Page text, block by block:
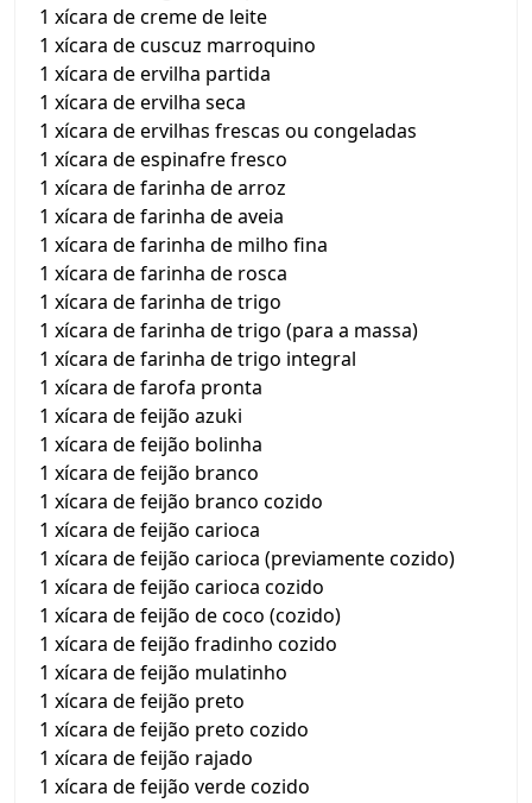
1 xícara de creme de leite
1 xícara de cuscuz marroquino
1 xícara de ervilha partida
1 xícara de ervilha seca
1 xícara de ervilhas frescas ou congeladas
1 xícara de espinafre fresco
1 xícara de farinha de arroz
1 xícara de farinha de aveia
1 xícara de farinha de milho fina
1 xícara de farinha de rosca
1 xícara de farinha de trigo
1 xícara de farinha de trigo (para a massa)
1 xícara de farinha de trigo integral
1 xícara de farofa pronta
1 xícara de feijão azuki
1 xícara de feijão bolinha
1 xícara de feijão branco
1 xícara de feijão branco cozido
1 xícara de feijão carioca
1 xícara de feijão carioca (previamente cozido)
1 xícara de feijão carioca cozido
1 xícara de feijão de coco (cozido)
1 xícara de feijão fradinho cozido
1 xícara de feijão mulatinho
1 xícara de feijão preto
1 xícara de feijão preto cozido
1 xícara de feijão rajado
1 xícara de feijão verde cozido